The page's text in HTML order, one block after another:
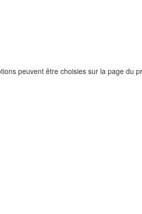
peuvent être choisies sur la page du